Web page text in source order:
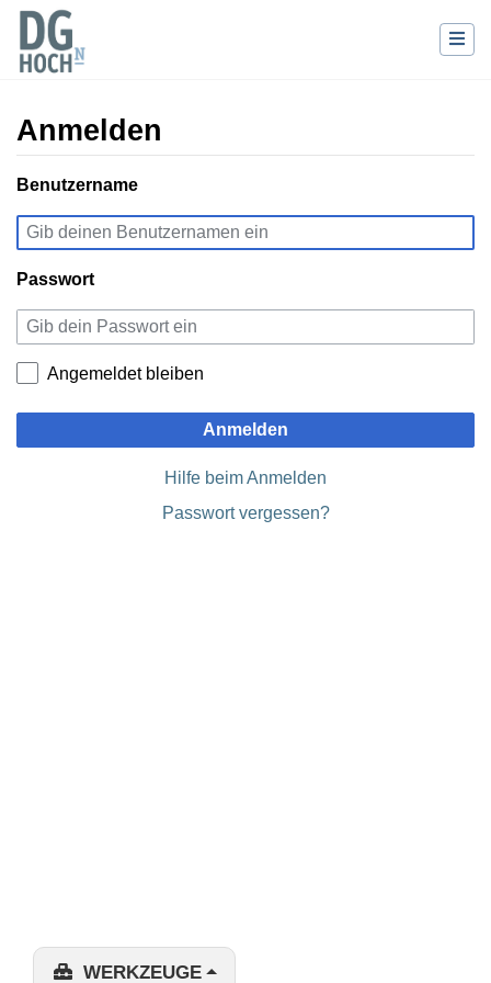
Anmelden
Wechseln zu:Navigation
Benutzername
Passwort
Angemeldet bleiben
Anmelden
Hilfe beim Anmelden
Passwort vergessen?
WERKZEUGE